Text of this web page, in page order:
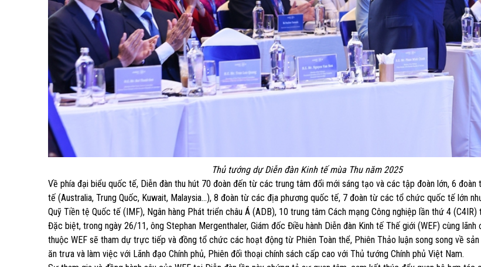
Thủ tướng dự Diễn đàn Kinh tế mùa Thu năm 2025
Về phía đại biểu quốc tế, Diễn đàn thu hút 70 đoàn đến từ các trung tâm đổi mới sáng tạo và các tập đoàn lớn, 6 đoàn
tế (Australia, Trung Quốc, Kuwait, Malaysia…), 8 đoàn từ các địa phương quốc tế, 7 đoàn từ các tổ chức quốc tế lớn
Quỹ Tiền tệ Quốc tế (IMF), Ngân hàng Phát triển châu Á (ADB), 10 trung tâm Cách mạng Công nghiệp lần thứ 4 (C4IR)
Đặc biệt, trong ngày 26/11, ông Stephan Mergenthaler, Giám đốc Điều hành Diễn đàn Kinh tế Thế giới (WEF) cùng
thuộc WEF sẽ tham dự trực tiếp và đồng tổ chức các hoạt động từ Phiên Toàn thể, Phiên Thảo luận song song về
ăn trưa và làm việc với Lãnh đạo Chính phủ, Phiên đối thoại chính sách cấp cao với Thủ tướng Chính phủ Việt Nam.